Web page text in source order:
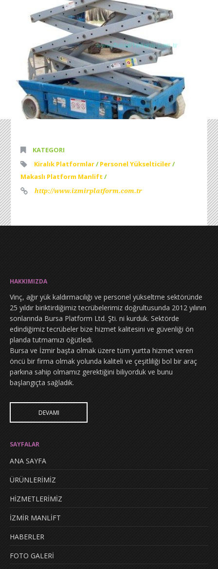
KATEGORI
Kiralık Platformlar/Personel Yükselticiler/
Makaslı Platform Manlift /
http://www.izmirplatform.com.tr
HAKKIMIZDA
Vinç, ağır yük kaldırmacılığı ve personel yükseltme sektöründe
25 yıldır biriktirdiğimiz tecrübelerimiz doğrultusunda 2012 yılının
sonlarında Bursa Platform Ltd. Şti. ni kurduk. Sektörde
edindiğimiz tecrübeler bize hizmet kalitesini ve güvenliği ön
planda tutmamızı öğütledi.
Bursa ve İzmir başta olmak üzere tüm yurtta hizmet veren
öncü bir firma olmak yolunda kaliteli ve çeşitliliği bol bir araç
parkına sahip olmamız gerektiğini biliyorduk ve bunu
başlangıçta sağladık.
DEVAMI
SAYFALAR
ANA SAYFA
ÜRÜNLERİMİZ
HİZMETLERİMİZ
İZMİR MANLİFT
HABERLER
FOTO GALERİ